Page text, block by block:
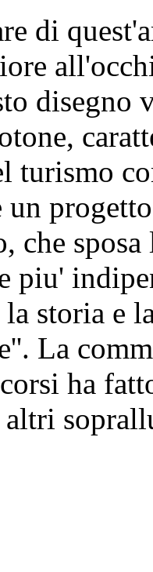
di
disegno
turismo
un
che
piu'
storia e
La
ha